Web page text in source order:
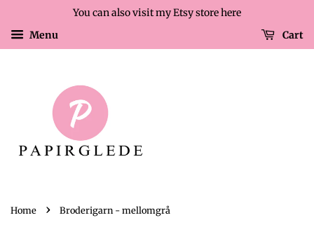
You can also visit my Etsy store here
Menu
Cart
Home › Broderigarn - mellomgrå